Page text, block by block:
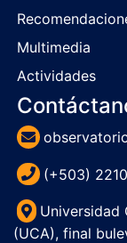
Multimedia
Actividades
(+503)
Universidad
(UCA), final